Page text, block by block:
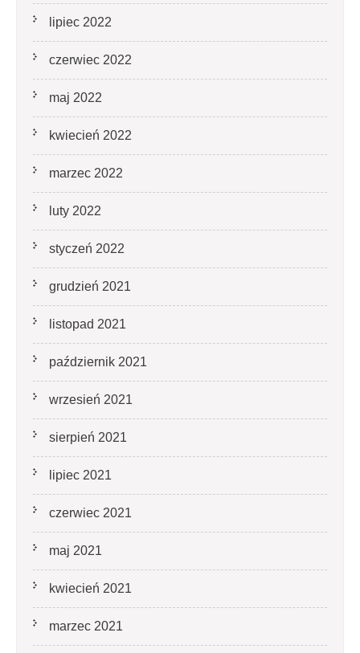
lipiec 2022
czerwiec 2022
maj 2022
kwiecień 2022
marzec 2022
luty 2022
styczeń 2022
grudzień 2021
listopad 2021
październik 2021
wrzesień 2021
sierpień 2021
lipiec 2021
czerwiec 2021
maj 2021
kwiecień 2021
marzec 2021